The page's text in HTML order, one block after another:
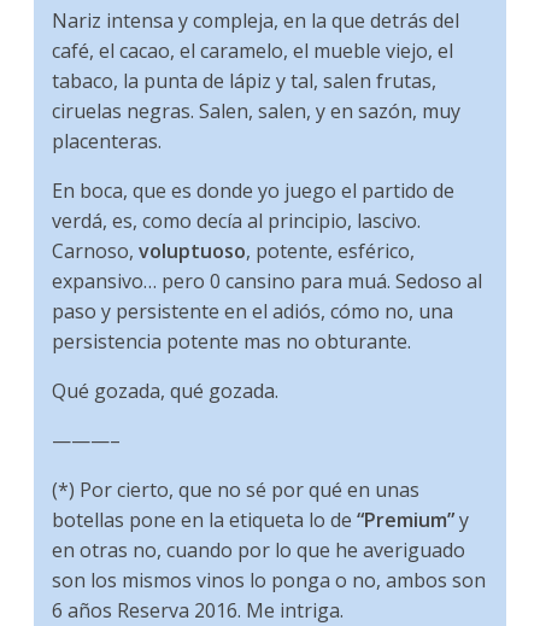
Nariz intensa y compleja, en la que detrás del
café, el cacao, el caramelo, el mueble viejo, el
tabaco, la punta de lápiz y tal, salen frutas,
ciruelas negras. Salen, salen, y en sazón, muy
placenteras.
En boca, que es donde yo juego el partido de
verdá, es, como decía al principio, lascivo.
Carnoso,voluptuoso, potente, esférico,
expansivo… pero 0 cansino para muá. Sedoso al
paso y persistente en el adiós, cómo no, una
persistencia potente mas no obturante.
Qué gozada, qué gozada.
———–
(*) Por cierto, que no sé por qué en unas
botellas pone en la etiqueta lo de“Premium”y
en otras no, cuando por lo que he averiguado
son los mismos vinos lo ponga o no, ambos son
6 años Reserva 2016. Me intriga.